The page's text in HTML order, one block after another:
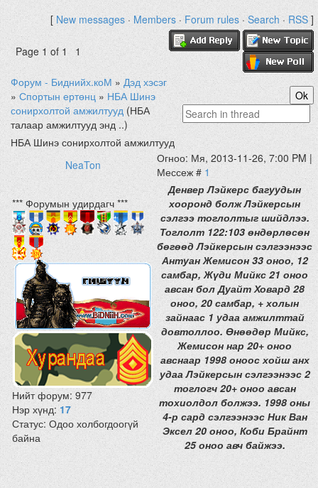
[New messages·Members·Forum rules·Search·RSS]
Page1of1 1
Форум - Биднийх.коМ » Дэд хэсэг
» Спортын ертөнц » НБА Шинэ
сонирхолтой амжилтууд (НБА
талаар амжилтууд энд ..)
НБА Шинэ сонирхолтой амжилтууд
NeaTon
Огноо: Мя, 2013-11-26, 7:00 PM |
Мессеж #1
*** Форумын удирдагч ***
Нийт форум:977
Нэр хүнд:17
Статус:Одоо холбогдоогүй
байна
Денвер Лэйкерс багуудын
хооронд болж Лэйкерсын
сэлгээ тоглолтыг шийдлээ.
Тоглолт 122:103 өндөрлөсөн
бөгөөд Лэйкерсын сэлгээнээс
Антуан Жемисон 33 оноо, 12
самбар, Жүди Мийкс 21 оноо
авсан бол Дуайт Ховард 28
оноо, 20 самбар, + холын
зайнаас 1 удаа амжилттай
довтоллоо. Өнөөдөр Мийкс,
Жемисон нар 20+ оноо
авснаар 1998 оноос хойш анх
удаа Лэйкерсын сэлгээнээс 2
тоглогч 20+ оноо авсан
тохиолдол болжээ. 1998 оны
4-р сард сэлгээнээс Ник Ван
Эксел 20 оноо, Коби Брайнт
25 оноо авч байжээ.